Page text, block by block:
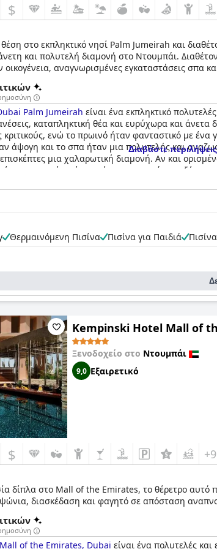
$
στο εκπληκτικό νησί Palm Jumeirah και
και πολυτελή διαμονή στο Ντουμπάι.
αναγνωρισμένες εγκαταστάσεις σπα
Palm Jumeirah είναι ένα εκπληκτικό
καταπληκτική θέα και ευρύχωρα και
κριτικούς, ενώ το πρωινό ήταν φανταστικό με
άψογη και το σπα ήταν μια πολυτελής και
μια χαλαρωτική διαμονή. Αν και
προσφέρει ένα υπέροχο σκηνικό για
εξαιρετική αξία, καθιστώντας το μια
Διαβάστε περιλήψεις
Θερμαινόμενη Πισίνα Πισίνα για Παιδιά
Kempinski Hotel Mall of
Ξενοδοχείο στο Ντουμπάι
9,0 Εξαιρετικό
$ +9
δίπλα στο Mall of the Emirates, το θέρετρο αυτό
διασκέδαση και φαγητό σε απόσταση
of the Emirates, Dubai είναι ένα πολυτελές